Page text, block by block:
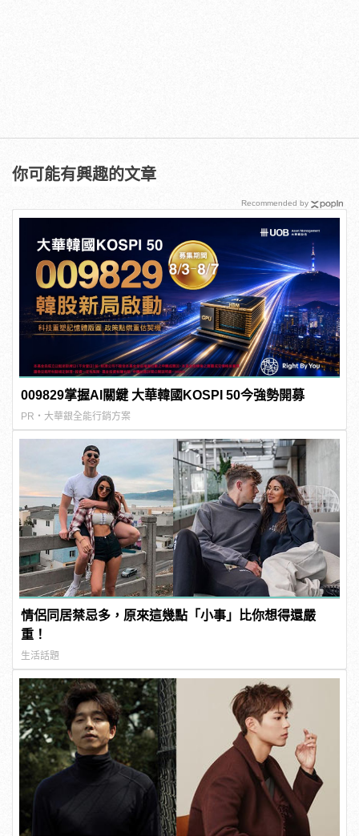
你可能有興趣的文章
009829掌握AI關鍵 大華韓國KOSPI 50今強勢開募
PR・大華銀全能行銷方案
情侶同居禁忌多，原來這幾點「小事」比你想得還嚴
重！
生活話題
Recommended by